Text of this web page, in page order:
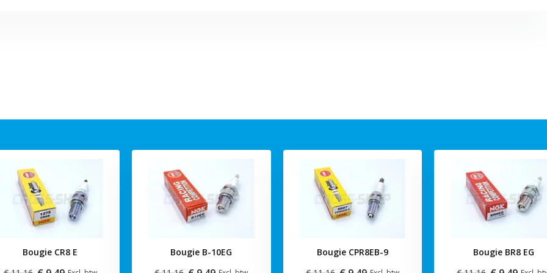
Bougie CR8 E
Bougie B-10EG
Bougie CPR8EB-9
Bougie BR8 EG